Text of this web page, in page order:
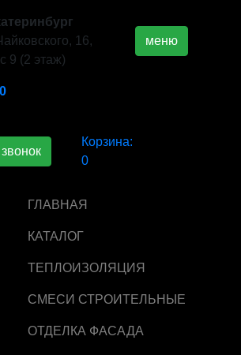
16,
9 (2 этаж)
меню
Корзина:
0
ГЛАВНАЯ
КАТАЛОГ
ТЕПЛОИЗОЛЯЦИЯ
СМЕСИ СТРОИТЕЛЬНЫЕ
ОТДЕЛКА ФАСАДА